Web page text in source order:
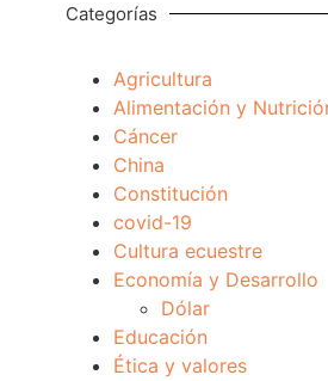
Categorías
Agricultura
Alimentación y
Cáncer
China
Constitución
covid-19
Cultura ecuestre
Economía y Desarrollo
Dólar
Educación
Ética y valores